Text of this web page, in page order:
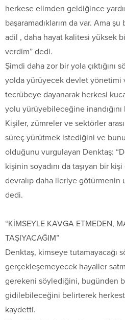
herkese elimden geldiğince
başaramadıklarım da var. Ama
adil , daha hayat kalitesi yüksek
verdim” dedi.
Şimdi daha zor bir yola çıktığını
yolda yürüyecek devlet yönetimi
tecrübeye dayanarak herkesi
yolu yürüyebileceğine
Kişiler, zümreler ve sektörler
süreç yürütmek istediğini ve
olduğunu vurgulayan Denktaş:
kişinin soyadını da taşıyan bir
devralıp daha ileriye götürmenin
dedi.
“KİMSEYLE KAVGA ETMEDEN,
TAŞIYACAĞIM”
Denktaş, kimseye tutamayacağı
gerçekleşemeyecek hayaller
gerekeni söylediğini, bugünden
gidilebileceğini belirterek
kaydetti.